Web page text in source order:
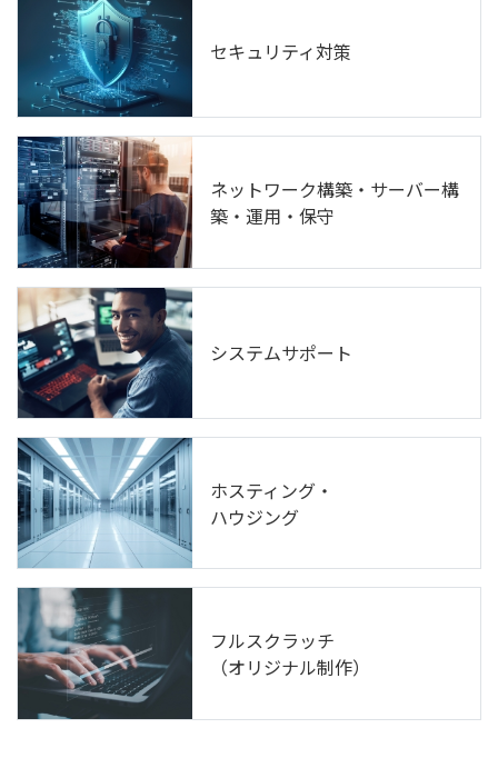
セキュリティ対策
ネットワーク構築・サーバー構
築・運用・保守
システムサポート
ホスティング・
ハウジング
フルスクラッチ
（オリジナル制作）